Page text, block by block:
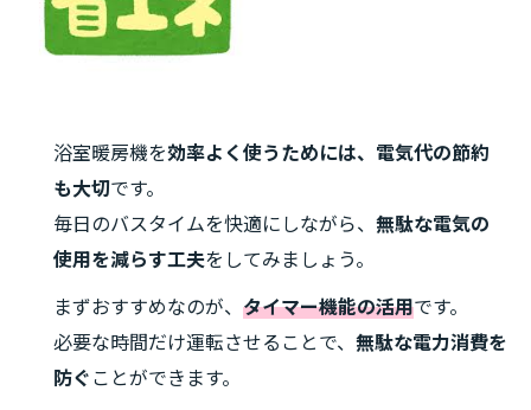
浴室暖房機を効率よく使うためには、電気代の節約
も大切です。
毎日のバスタイムを快適にしながら、 無駄な電気の
使用を減らす工夫をしてみましょう。
まずおすすめなのが、 タイマー機能の活用です。
必要な時間だけ運転させることで、 無駄な電力消費を
防ぐ ことができます。